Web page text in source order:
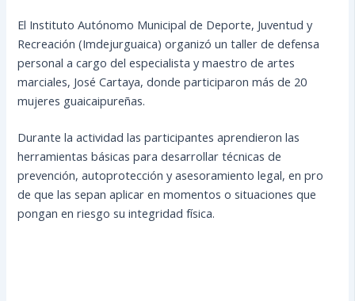
El Instituto Autónomo Municipal de Deporte, Juventud y
Recreación (Imdejurguaica) organizó un taller de defensa
personal a cargo del especialista y maestro de artes
marciales, José Cartaya, donde participaron más de 20
mujeres guaicaipureñas.
Durante la actividad las participantes aprendieron las
herramientas básicas para desarrollar técnicas de
prevención, autoprotección y asesoramiento legal, en pro
de que las sepan aplicar en momentos o situaciones que
pongan en riesgo su integridad física.